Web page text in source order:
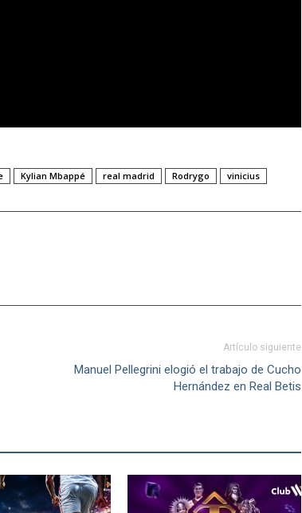
Kylian Mbappé real madrid Rodrygo vinicius
Artículo siguiente
Manuel Pellegrini elogió el trabajo de Cucho
Hernández en Real Betis